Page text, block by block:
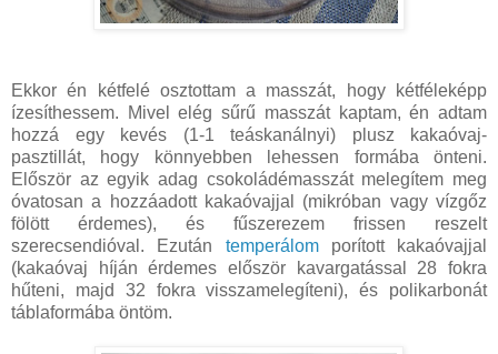
Ekkor én kétfelé osztottam a masszát, hogy kétféleképp
ízesíthessem. Mivel elég sűrű masszát kaptam, én adtam
hozzá egy kevés (1-1 teáskanálnyi) plusz kakaóvaj-
pasztillát, hogy könnyebben lehessen formába önteni.
Először az egyik adag csokoládémasszát melegítem meg
óvatosan a hozzáadott kakaóvajjal (mikróban vagy vízgőz
fölött érdemes), és fűszerezem frissen reszelt
szerecsendióval. Ezután temperálomporított kakaóvajjal
(kakaóvaj híján érdemes először kavargatással 28 fokra
hűteni, majd 32 fokra visszamelegíteni), és polikarbonát
táblaformába öntöm.